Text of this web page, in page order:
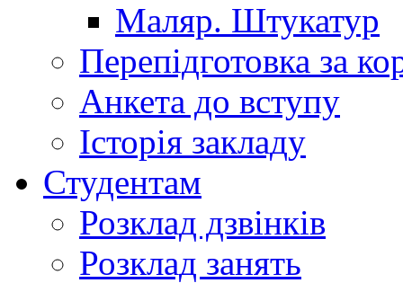
Маляр. Штукатур
Перепідготовка за
Анкета до вступу
Історія закладу
Студентам
Розклад дзвінків
Розклад занять